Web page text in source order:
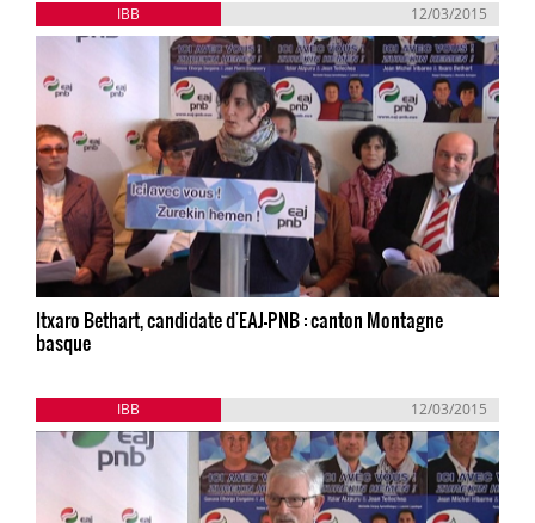
IBB 12/03/2015
Itxaro Bethart, candidate d'EAJ-PNB : canton Montagne
basque
IBB 12/03/2015